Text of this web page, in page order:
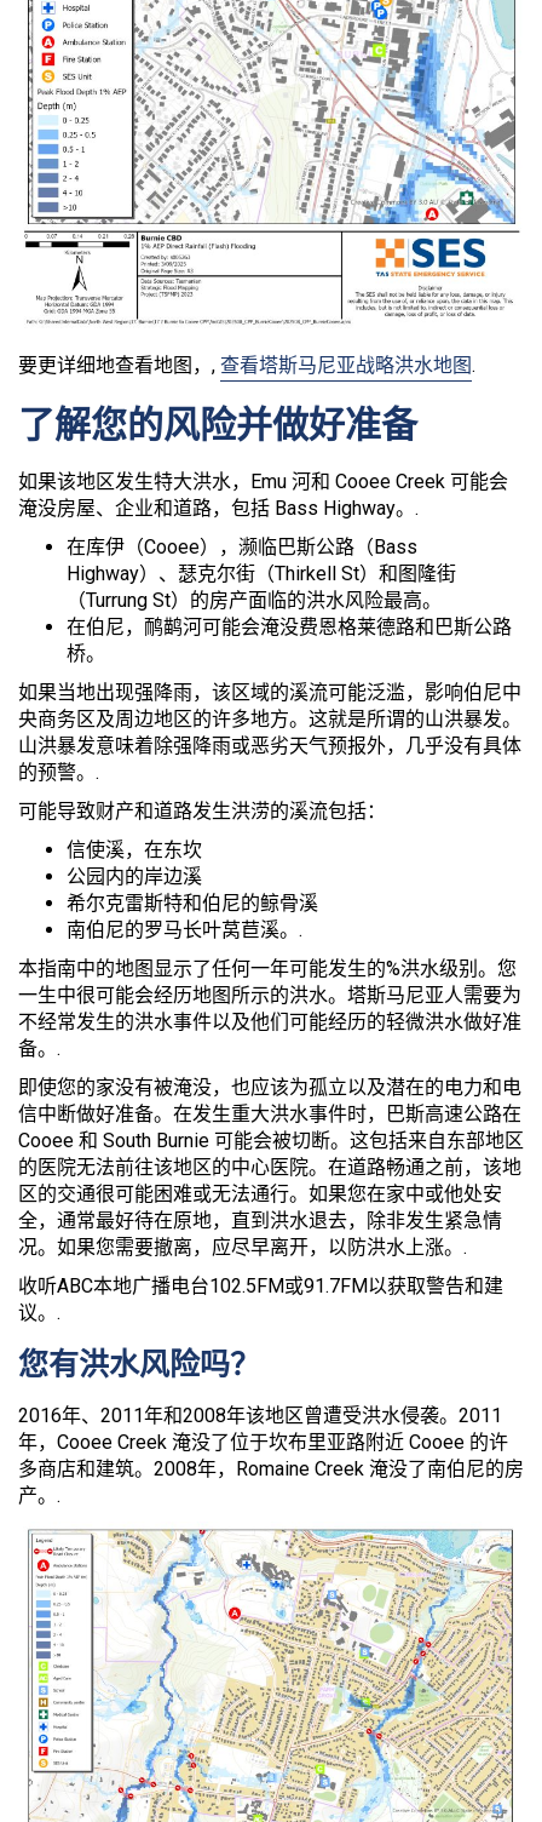
要更详细地查看地图，, 查看塔斯马尼亚战略洪水地图.
了解您的风险并做好准备
如果该地区发生特大洪水，Emu 河和 Cooee Creek 可能会
淹没房屋、企业和道路，包括 Bass Highway。.
在库伊（Cooee），濒临巴斯公路（Bass
Highway）、瑟克尔街（Thirkell St）和图隆街
（Turrung St）的房产面临的洪水风险最高。
在伯尼，鸸鹋河可能会淹没费恩格莱德路和巴斯公路
桥。
如果当地出现强降雨，该区域的溪流可能泛滥，影响伯尼中
央商务区及周边地区的许多地方。这就是所谓的山洪暴发。
山洪暴发意味着除强降雨或恶劣天气预报外，几乎没有具体
的预警。.
可能导致财产和道路发生洪涝的溪流包括：
信使溪，在东坎
公园内的岸边溪
希尔克雷斯特和伯尼的鲸骨溪
南伯尼的罗马长叶莴苣溪。.
本指南中的地图显示了任何一年可能发生的%洪水级别。您
一生中很可能会经历地图所示的洪水。塔斯马尼亚人需要为
不经常发生的洪水事件以及他们可能经历的轻微洪水做好准
备。.
即使您的家没有被淹没，也应该为孤立以及潜在的电力和电
信中断做好准备。在发生重大洪水事件时，巴斯高速公路在
Cooee 和 South Burnie 可能会被切断。这包括来自东部地区
的医院无法前往该地区的中心医院。在道路畅通之前，该地
区的交通很可能困难或无法通行。如果您在家中或他处安
全，通常最好待在原地，直到洪水退去，除非发生紧急情
况。如果您需要撤离，应尽早离开，以防洪水上涨。.
收听ABC本地广播电台102.5FM或91.7FM以获取警告和建
议。.
您有洪水风险吗？
2016年、2011年和2008年该地区曾遭受洪水侵袭。2011
年，Cooee Creek 淹没了位于坎布里亚路附近 Cooee 的许
多商店和建筑。2008年，Romaine Creek 淹没了南伯尼的房
产。.